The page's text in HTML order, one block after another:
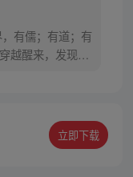
，有儒；有道；有
越醒来，发现自
号：
立即下载